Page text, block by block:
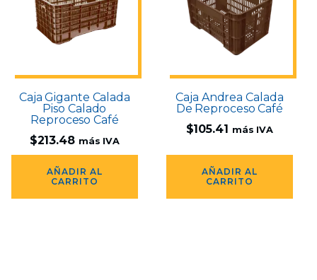
Caja Gigante Calada
Piso Calado
Reproceso Café
$213.48 más IVA
AÑADIR AL
CARRITO
Caja Andrea Calada
De Reproceso Café
$105.41 más IVA
AÑADIR AL
CARRITO